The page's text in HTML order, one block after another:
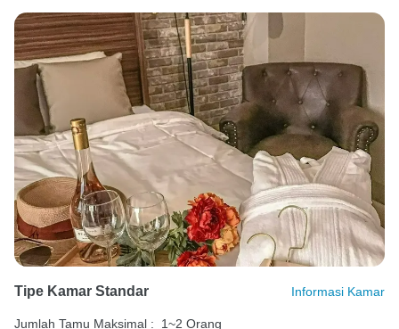
Tipe Kamar Standar Informasi Kamar
Jumlah Tamu Maksimal : 1~2 Orang